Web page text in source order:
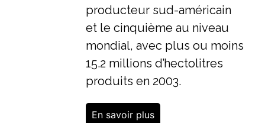
producteur sud-américain
et le cinquième au niveau
mondial, avec plus ou moins
15.2 millions d’hectolitres
produits en 2003.
En savoir plus